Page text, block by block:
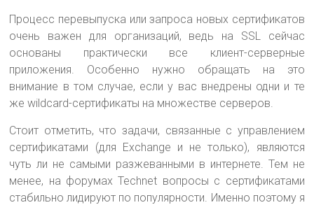
Процесс перевыпуска или запроса новых сертификатов
очень важен для организаций, ведь на SSL сейчас
основаны практически все клиент-серверные
приложения. Особенно нужно обращать на это
внимание в том случае, если у вас внедрены одни и те
же wildcard-сертификаты на множестве серверов.
Стоит отметить, что задачи, связанные с управлением
сертификатами (для Exchange и не только), являются
чуть ли не самыми разжеванными в интернете. Тем не
менее, на форумах Technet вопросы с сертификатами
стабильно лидируют по популярности. Именно поэтому я